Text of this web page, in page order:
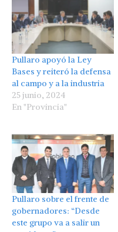
Pullaro apoyó la Ley
Bases y reiteró la defensa
al campo y a la industria
25 junio, 2024
En "Provincia"
Pullaro sobre el frente de
gobernadores: “Desde
este grupo va a salir un